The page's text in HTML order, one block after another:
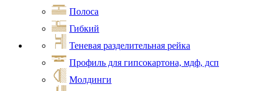
Полоса
Гибкий
Теневая разделительная рейка
Профиль для гипсокартона, мдф, дсп
Молдинги